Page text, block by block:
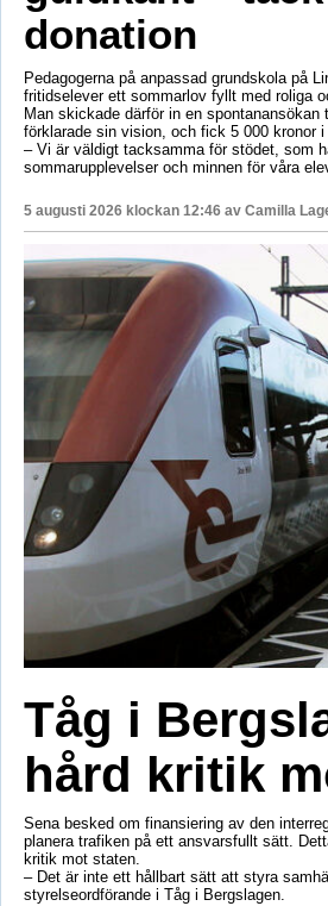
donation
Pedagogerna på anpassad grundskola på
fritidselever ett sommarlov fyllt med roliga
Man skickade därför in en
förklarade sin vision, och fick 5 000 kronor i
– Vi är väldigt tacksamma för stödet, som
sommarupplevelser och minnen för våra
5 augusti 2026 klockan 12:46 av Camilla
Tåg i
hård kritik
Sena besked om finansiering av den
planera trafiken på ett ansvarsfullt sätt.
kritik mot staten.
– Det är inte ett hållbart sätt att styra
styrelseordförande i Tåg i Bergslagen.